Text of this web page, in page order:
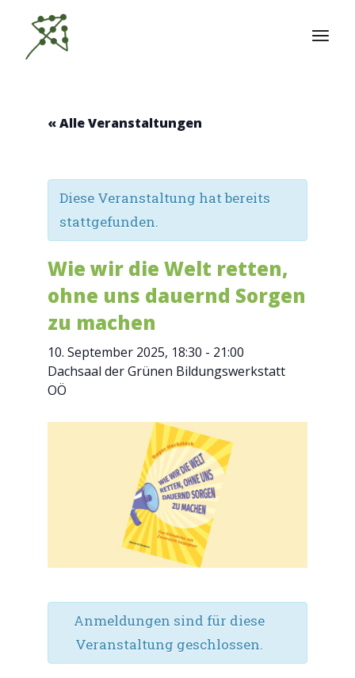
Inhalt
springen
« Alle Veranstaltungen
Diese Veranstaltung hat bereits
stattgefunden.
Wie wir die Welt retten,
ohne uns dauernd Sorgen
zu machen
10. September 2025, 18:30 - 21:00
Dachsaal der Grünen Bildungswerkstatt
OÖ
Anmeldungen sind für diese
Veranstaltung geschlossen.